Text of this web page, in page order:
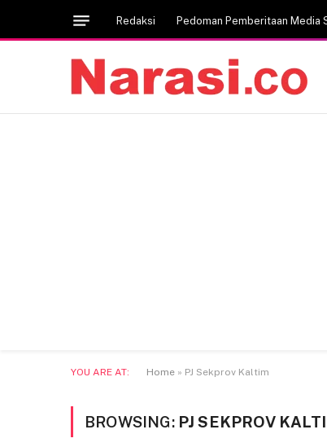
Redaksi Pedoman Pemberitaan Media
YOU ARE AT: Home » PJ Sekprov Kaltim
BROWSING: PJ SEKPROV